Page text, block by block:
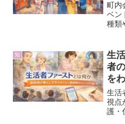
町内
ベン
種類
知
生
者
を
生活
視点
護・